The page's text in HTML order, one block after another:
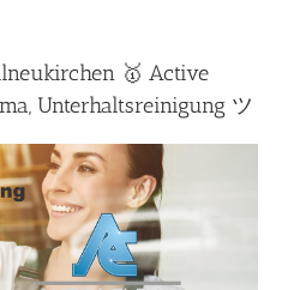
🥇 Active
Unterhaltsreinigung ツ